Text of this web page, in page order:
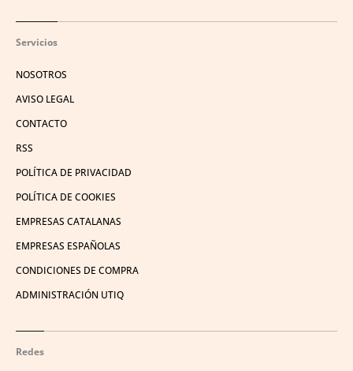
Servicios
NOSOTROS
AVISO LEGAL
CONTACTO
RSS
POLÍTICA DE PRIVACIDAD
POLÍTICA DE COOKIES
EMPRESAS CATALANAS
EMPRESAS ESPAÑOLAS
CONDICIONES DE COMPRA
ADMINISTRACIÓN UTIQ
Redes